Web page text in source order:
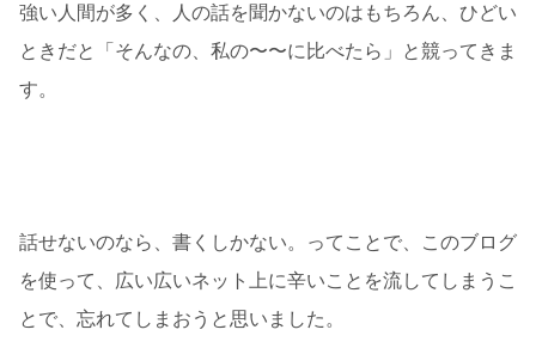
強い人間が多く、人の話を聞かないのはもちろん、ひどい
ときだと「そんなの、私の〜〜に比べたら」と競ってきま
す。
話せないのなら、書くしかない。ってことで、このブログ
を使って、広い広いネット上に辛いことを流してしまうこ
とで、忘れてしまおうと思いました。